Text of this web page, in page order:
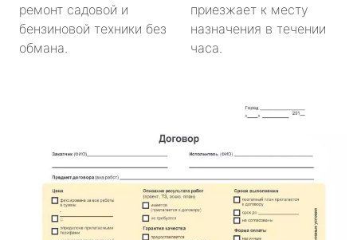
ремонт садовой и
бензиновой техники без
обмана.
приезжает к месту
назначения в течении
часа.